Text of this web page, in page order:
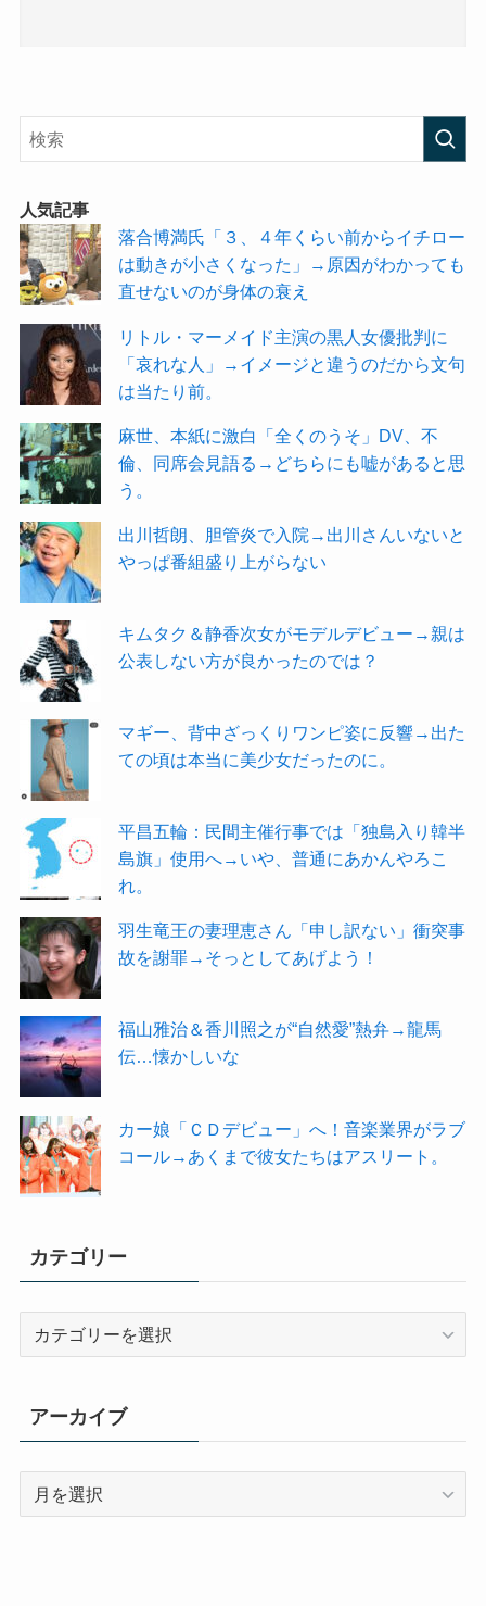
人気記事
落合博満氏「３、４年くらい前からイチロー
は動きが小さくなった」→原因がわかっても
直せないのが身体の衰え
リトル・マーメイド主演の黒人女優批判に
「哀れな人」→イメージと違うのだから文句
は当たり前。
麻世、本紙に激白「全くのうそ」DV、不
倫、同席会見語る→どちらにも嘘があると思
う。
出川哲朗、胆管炎で入院→出川さんいないと
やっぱ番組盛り上がらない
キムタク＆静香次女がモデルデビュー→親は
公表しない方が良かったのでは？
マギー、背中ざっくりワンピ姿に反響→出た
ての頃は本当に美少女だったのに。
平昌五輪：民間主催行事では「独島入り韓半
島旗」使用へ→いや、普通にあかんやろこ
れ。
羽生竜王の妻理恵さん「申し訳ない」衝突事
故を謝罪→そっとしてあげよう！
福山雅治＆香川照之が“自然愛”熱弁→龍馬
伝…懐かしいな
カー娘「ＣＤデビュー」へ！音楽業界がラブ
コール→あくまで彼女たちはアスリート。
カテゴリー
ー
アーカイブ